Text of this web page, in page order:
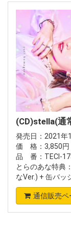
(CD)stella(通
発売日：2021年
価 格：3,850円
品 番：TECI-
とらのあな特典
なVer.) + 缶バッ
通信販売ペ